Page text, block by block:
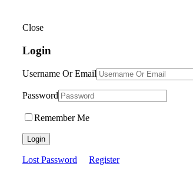
Close
Login
Username Or Email
Password
Remember Me
Login
Lost Password Register